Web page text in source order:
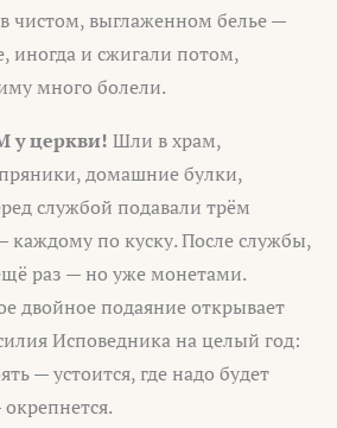
чистом, выглаженном белье —
иногда и сжигали потом,
много болели.
церкви! Шли в храм,
домашние булки,
службой подавали трём
по куску. После службы,
раз — но уже монетами.
двойное подаяние открывает
Исповедника на целый год:
— устоится, где надо будет